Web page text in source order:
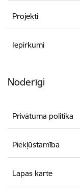
Projekti
Iepirkumi
Noderīgi
Privātuma politika
Piekļūstamība
Lapas karte